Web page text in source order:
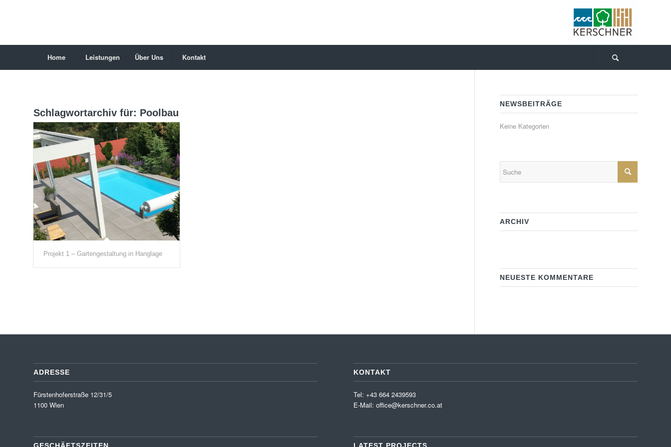
Home Leistungen Über Uns Kontakt
Schlagwortarchiv für: Poolbau
Projekt 1 – Gartengestaltung in Hanglage
NEWSBEITRÄGE
Keine Kategorien
ARCHIV
NEUESTE KOMMENTARE
ADRESSE
Fürstenhoferstraße 12/31/5
1100 Wien
KONTAKT
Tel: +43 664 2439593
E-Mail:office@kerschner.co.at